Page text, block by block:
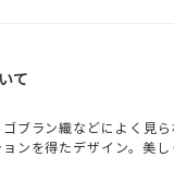
て
ブラン織などによく見
ンを得たデザイン。美